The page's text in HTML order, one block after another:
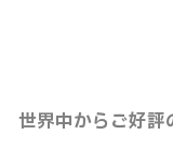
世界中からご好